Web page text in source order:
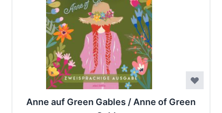
Anne auf Green Gables / Anne of Green